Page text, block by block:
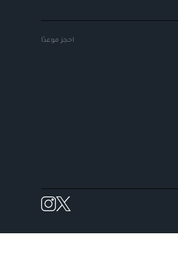
احجز موعدًا